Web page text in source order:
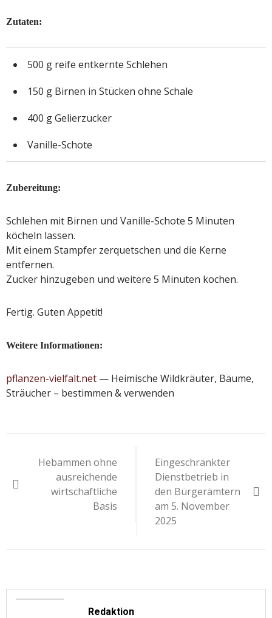
Zutaten:
500 g reife entkernte Schlehen
150 g Birnen in Stücken ohne Schale
400 g Gelierzucker
Vanille-Schote
Zubereitung:
Schlehen mit Birnen und Vanille-Schote 5 Minuten
köcheln lassen.
Mit einem Stampfer zerquetschen und die Kerne
entfernen.
Zucker hinzugeben und weitere 5 Minuten kochen.
Fertig. Guten Appetit!
Weitere Informationen:
pflanzen-vielfalt.net — Heimische Wildkräuter, Bäume,
Sträucher – bestimmen & verwenden
Hebammen ohne
ausreichende
wirtschaftliche
Basis
Eingeschränkter
Dienstbetrieb in
den Bürgerämtern
am 5. November
2025
Redaktion